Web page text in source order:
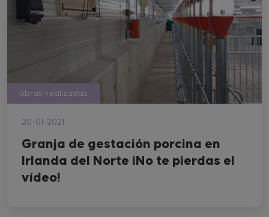
obras-realizadas
20-01-2021
Granja de gestación porcina en
Irlanda del Norte ¡No te pierdas el
vídeo!